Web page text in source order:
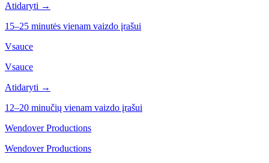
Atidaryti →
15–25 minutės vienam vaizdo įrašui
Vsauce
Vsauce
Atidaryti →
12–20 minučių vienam vaizdo įrašui
Wendover Productions
Wendover Productions